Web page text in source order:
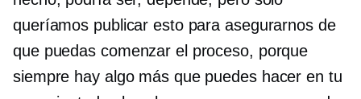
queríamos publicar esto para asegurarnos de
que puedas comenzar el proceso, porque
siempre hay algo más que puedes hacer en tu